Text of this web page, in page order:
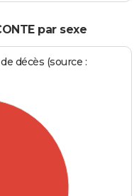
par sexe
décès (source :